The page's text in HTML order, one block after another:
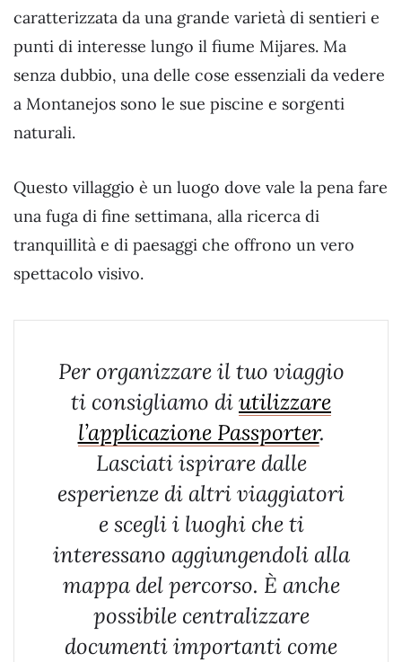
caratterizzata da una grande varietà di sentieri e
punti di interesse lungo il fiume Mijares. Ma
senza dubbio, una delle cose essenziali da vedere
a Montanejos sono le sue piscine e sorgenti
naturali.
Questo villaggio è un luogo dove vale la pena fare
una fuga di fine settimana, alla ricerca di
tranquillità e di paesaggi che offrono un vero
spettacolo visivo.
Per organizzare il tuo viaggio
ti consigliamo diutilizzare
l’applicazione Passporter.
Lasciati ispirare dalle
esperienze di altri viaggiatori
e scegli i luoghi che ti
interessano aggiungendoli alla
mappa del percorso. È anche
possibile centralizzare
documenti importanti come